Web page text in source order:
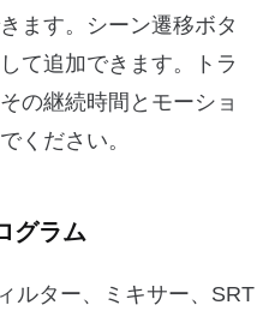
ます。シーン遷移ボタ
て追加できます。トラ
の継続時間とモーショ
ください。
グラム
ルター、ミキサー、SRT